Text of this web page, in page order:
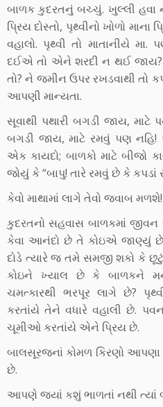
બાળક કુદરતનું બચ્ચું. ખુલ્લી
પ્રિય દોસ્તો, પૃથ્વીનો ખોળો
વહાલો. પૃથ્વી તો માતાનીયે
દઈએ તો એને શરદી ન થઈ
તો? ને જમીન ઉપર રખડવાથી
આપણી માન્યતા.
સૂવાથી પથારી બગડી જાય, માટે
બગડી જાય, માટે રમવું પણ
એક કાયદો; બાળકો માટે બીજો
જોયું કે “બાપુ! તારે રમવું છે કે કપડાં
કેવો માથામાં લાગે તેવો જવાબ મળશે!
કુદરતનો સહવાસ બાળકમાં જીવન
કેવા આનંદો છે તે કોઇએ જાણ્યું
દોડે ત્યારે જ તમે સમજી શકો કે
કોઇને ખ્યાલ છે કે બાળકને
ચમત્કારથી ભરપૂર લાગે છે?
કરતાંયે તેને વધારે વહાલી છે.
ચૂમીઓ કરતાંયે એને પ્રિય છે.
બાલસૂરજનાં કોમળ કિરણો આપણા
છે.
આપણે જ્યાં કશું ભાળતાં નથી ત્યાં